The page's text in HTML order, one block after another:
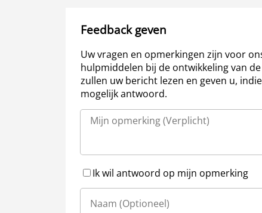
Feedback geven
Uw vragen en opmerkingen zijn voor
hulpmiddelen bij de ontwikkeling van
zullen uw bericht lezen en geven u,
mogelijk antwoord.
Ik wil antwoord op mijn opmerking